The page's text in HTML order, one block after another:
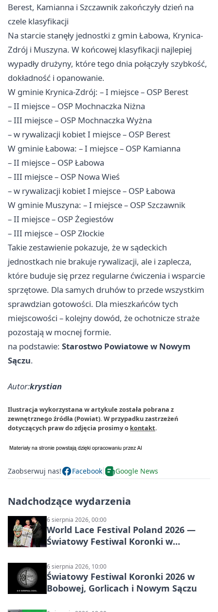
Berest, Kamianna i Szczawnik zakończyły dzień na
czele klasyfikacji
Na starcie stanęły jednostki z gmin Łabowa, Krynica-
Zdrój i Muszyna. W końcowej klasyfikacji najlepiej
wypadły drużyny, które tego dnia połączyły szybkość,
dokładność i opanowanie.
W gminie Krynica-Zdrój: – I miejsce – OSP Berest
– II miejsce – OSP Mochnaczka Niżna
– III miejsce – OSP Mochnaczka Wyżna
– w rywalizacji kobiet I miejsce – OSP Berest
W gminie Łabowa: – I miejsce – OSP Kamianna
– II miejsce – OSP Łabowa
– III miejsce – OSP Nowa Wieś
– w rywalizacji kobiet I miejsce – OSP Łabowa
W gminie Muszyna: – I miejsce – OSP Szczawnik
– II miejsce – OSP Żegiestów
– III miejsce – OSP Złockie
Takie zestawienie pokazuje, że w sądeckich
jednostkach nie brakuje rywalizacji, ale i zaplecza,
które buduje się przez regularne ćwiczenia i wsparcie
sprzętowe. Dla samych druhów to przede wszystkim
sprawdzian gotowości. Dla mieszkańców tych
miejscowości – kolejny dowód, że ochotnicze straże
pozostają w mocnej formie.
na podstawie: Starostwo Powiatowe w Nowym
Sączu.
Autor:krystian
Ilustracja wykorzystana w artykule została pobrana z
zewnętrznego źródła (Powiat). W przypadku zastrzeżeń
dotyczących praw do zdjęcia prosimy o kontakt.
Zaobserwuj nas! Facebook Google News
Nadchodzące wydarzenia
6 sierpnia 2026, 00:00
World Lace Festival Poland 2026 —
Światowy Festiwal Koronki w
6 sierpnia 2026, 10:00
Światowy Festiwal Koronki 2026 w
Bobowej, Gorlicach i Nowym Sączu